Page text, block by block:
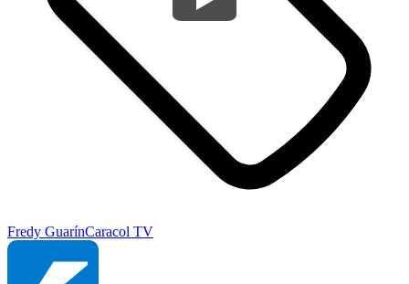
Fredy GuarínCaracol TV